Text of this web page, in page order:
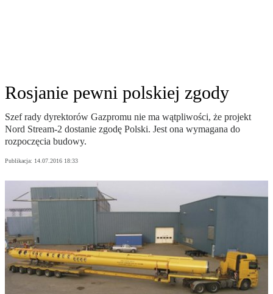
Rosjanie pewni polskiej zgody
Szef rady dyrektorów Gazpromu nie ma wątpliwości, że projekt
Nord Stream-2 dostanie zgodę Polski. Jest ona wymagana do
rozpoczęcia budowy.
Publikacja: 14.07.2016 18:33